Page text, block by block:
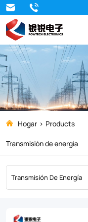
Producto
Hogar
Products
Transmisión de energía
Transmisión De Energía